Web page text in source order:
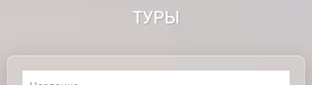
ТУРЫ